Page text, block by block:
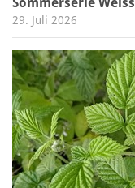
29. Juli 2026